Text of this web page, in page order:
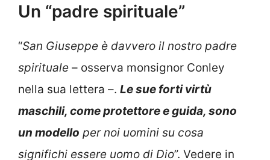
Un “padre spirituale”
“San Giuseppe è davvero il nostro padre
spirituale – osserva monsignor Conley
nella sua lettera –. Le sue forti virtù
maschili, come protettore e guida, sono
un modello per noi uomini su cosa
significhi essere uomo di Dio”. Vedere in